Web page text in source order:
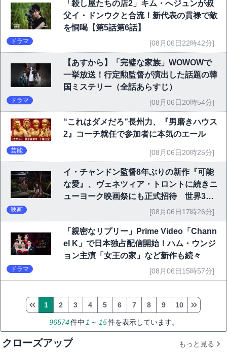
「殺し屋たちの店2」キム・へジュンが叔
父イ・ドンウクと合流！新代表の貫禄で敵
を恫喝【第5話第6話】
ドラマ [08月06日22時42分]
【あすから】「完璧な家族」WOWOWで
一挙放送！行定勲監督が演出した話題の韓
国ミステリー（全話あらすじ）
ドラマ [08月06日20時54分]
“これはダメだろ”長州力、『男磨きハウス
2』コーチ就任で参加者に本気のエール
芸能 [08月06日20時25分]
イ・チャンドン監督8年ぶりの新作『可能
な愛』、ヴェネツィア・トロントに続きニ
ューヨーク映画祭にも正式招待 世界3大
映画祭で快挙｜Netflix映画
映画 [08月06日17時26分]
「親密なリプリー」Prime Video「Chann
el K」で日本独占配信開始！ハム・ウンジ
ョン主演「女王の家」など新作も続々
ドラマ [08月06日15時57分]
96574件中 1 ～ 15件を表示しています。
1 2 3 4 5 6 7 8 9 10
クローズアップ もっと見る